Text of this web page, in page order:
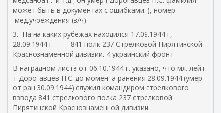
ш
н
я
с
с
ы
л
к
а
может быть в документах с ошибками. ), номер
мед.учреждения (в/ч).
3. На на каких рубежах находился 17.09.1944 г,
28.09.1944 г - 841 полк 237 Стрелковой Пирятинской
Краснознаменной дивизии, 4 украинский фронт
В наградном листе от 06.10.1944 г. указано, что мл. лейт-
т Дорогавцев П.С. до момента ранения 28.09.1944 (умер
от ран 30.09.1944) служил командиром стрелкового
взвода 841 стрелкового полка 237 стрелковой
Пирятинской Краснознаменной дивизии.